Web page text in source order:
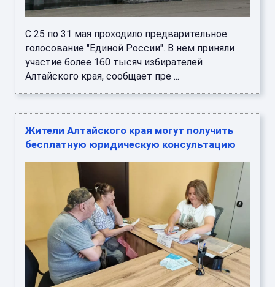
С 25 по 31 мая проходило предварительное
голосование "Единой России". В нем приняли
участие более 160 тысяч избирателей
Алтайского края, сообщает пре ...
Жители Алтайского края могут получить
бесплатную юридическую консультацию